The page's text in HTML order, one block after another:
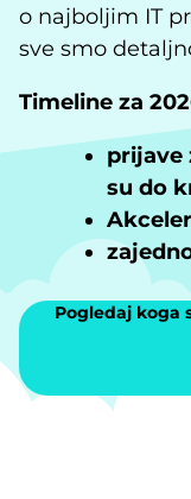
o najboljim IT
sve smo
Timeline za
prijave
su do
Pogledaj koga